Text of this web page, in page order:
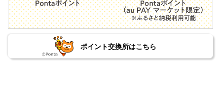
ポイント交換所はこちら